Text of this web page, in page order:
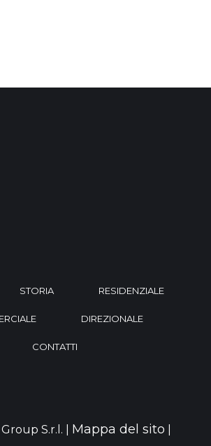
STORIA RESIDENZIALE
DIREZIONALE
CONTATTI
S.r.l. | Mappa del sito